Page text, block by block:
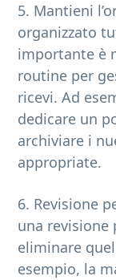
5. Mantieni
organizzato
importante è
routine per
ricevi. Ad
dedicare un
archiviare i
appropriate.
6. Revisione
una
eliminare
esempio, la